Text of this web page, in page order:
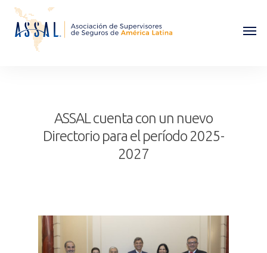
ASSAL cuenta con un nuevo
Directorio para el período 2025-
2027